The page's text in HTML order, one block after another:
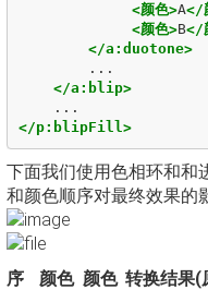
<颜色>A</
<颜色>B</
</a:duotone>
</a:blip>
</p:blipFill>
下面我们使用色相环和和
和颜色顺序对最终效果的
序
颜色 颜色 转换结果(